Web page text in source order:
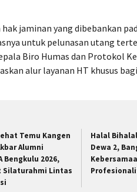
jaminan yang dibebankan
untuk pelunasan utang
Biro Humas dan Protokol
alur layanan HT khusus bagi
Temu Kangen
Alumni
Bengkulu 2026,
Silaturahmi Lintas
Halal
Dewa 2,